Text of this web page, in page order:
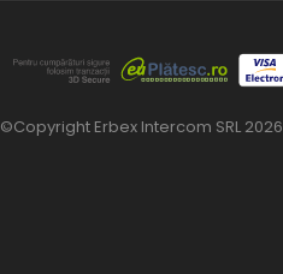
©Copyright Erbex Intercom SRL 2026